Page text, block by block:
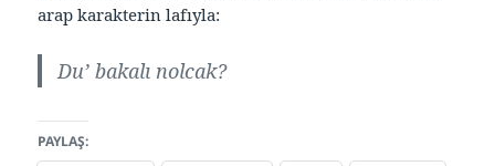
arap karakterin lafıyla:
Du’ bakalı nolcak?
PAYLAŞ: